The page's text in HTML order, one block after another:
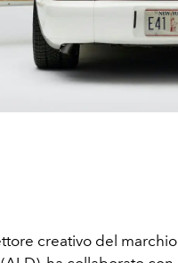
creativo del marchio